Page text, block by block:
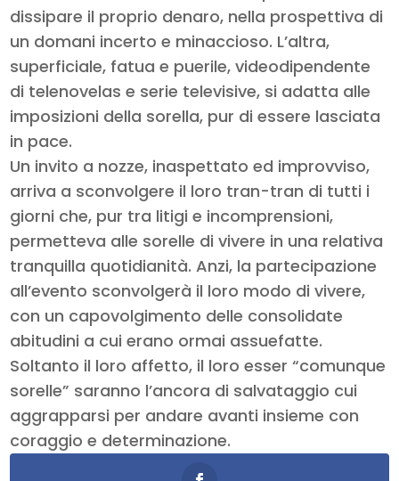
dissipare il proprio denaro, nella prospettiva di
un domani incerto e minaccioso. L’altra,
superficiale, fatua e puerile, videodipendente
di telenovelas e serie televisive, si adatta alle
imposizioni della sorella, pur di essere lasciata
in pace.
Un invito a nozze, inaspettato ed improvviso,
arriva a sconvolgere il loro tran-tran di tutti i
giorni che, pur tra litigi e incomprensioni,
permetteva alle sorelle di vivere in una relativa
tranquilla quotidianità. Anzi, la partecipazione
all’evento sconvolgerà il loro modo di vivere,
con un capovolgimento delle consolidate
abitudini a cui erano ormai assuefatte.
Soltanto il loro affetto, il loro esser “comunque
sorelle” saranno l’ancora di salvataggio cui
aggrapparsi per andare avanti insieme con
coraggio e determinazione.